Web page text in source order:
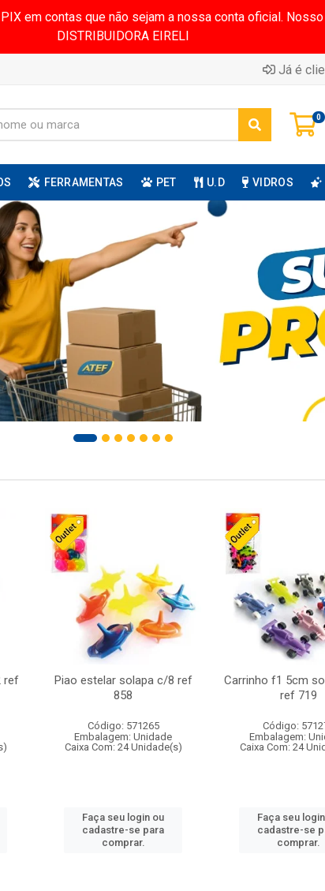
em contas que não sejam a nossa conta oficial.
DISTRIBUIDORA EIRELI
Já é
0
FERRAMENTAS PET U.D VIDROS
ref
Piao estelar solapa c/8 ref
858
Código: 571265
Embalagem: Unidade
Caixa Com: 24 Unidade(s)
Faça seu login ou
cadastre-se para
comprar.
Carrinho f1 5cm
ref 719
Código:
Embalagem:
Caixa Com: 24
Faça seu
cadastre-se
comprar.